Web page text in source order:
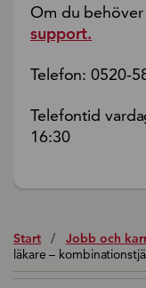
Om du
support.
Telefon: 0520-
Telefontid
16:30
Start / Jobb och
läkare –